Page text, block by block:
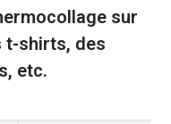
sur
t-shirts, des
etc.